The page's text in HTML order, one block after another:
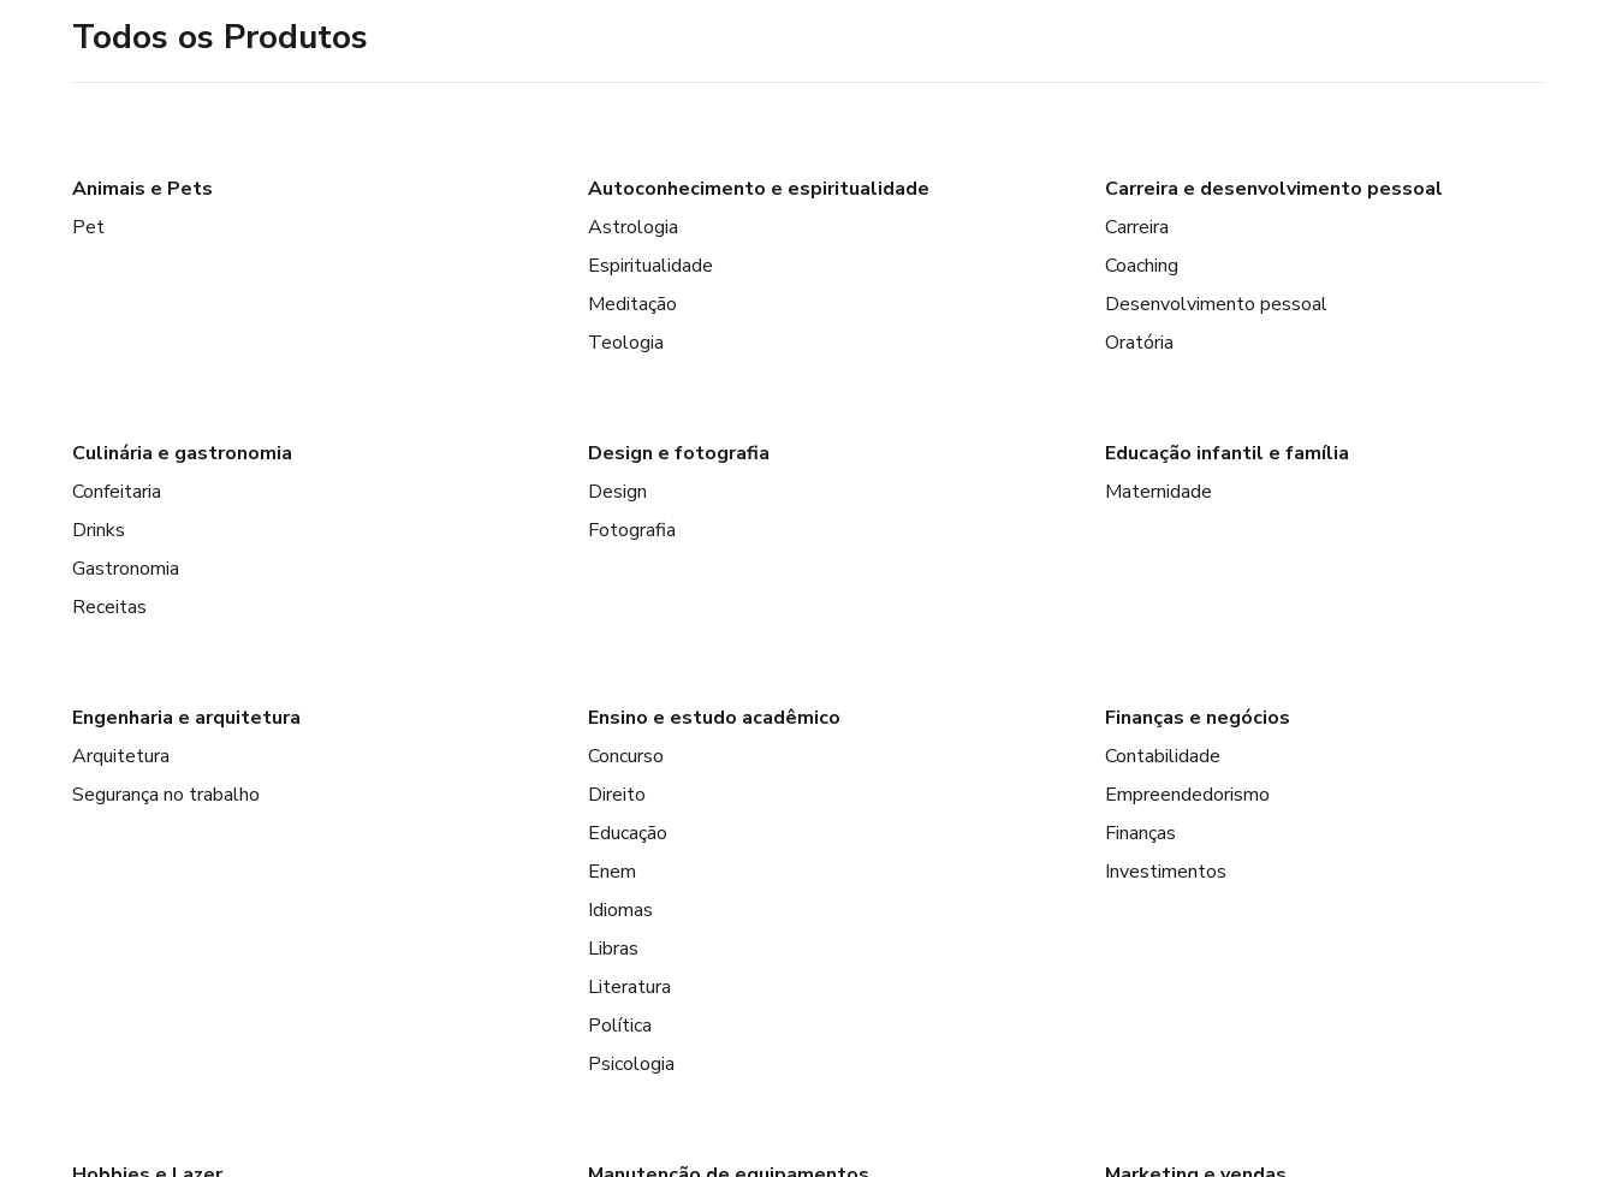
Todos os Produtos
Animais e Pets
Pet
Autoconhecimento e espiritualidade
Astrologia
Espiritualidade
Meditação
Teologia
Carreira e desenvolvimento pessoal
Carreira
Coaching
Desenvolvimento pessoal
Oratória
Culinária e gastronomia
Confeitaria
Drinks
Gastronomia
Receitas
Design e fotografia
Design
Fotografia
Educação infantil e família
Maternidade
Engenharia e arquitetura
Arquitetura
Segurança no trabalho
Ensino e estudo acadêmico
Concurso
Direito
Educação
Enem
Idiomas
Libras
Literatura
Política
Psicologia
Finanças e negócios
Contabilidade
Empreendedorismo
Finanças
Investimentos